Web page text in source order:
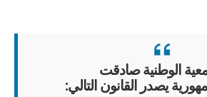
الوطنية صادقت
يصدر القانون التالي: